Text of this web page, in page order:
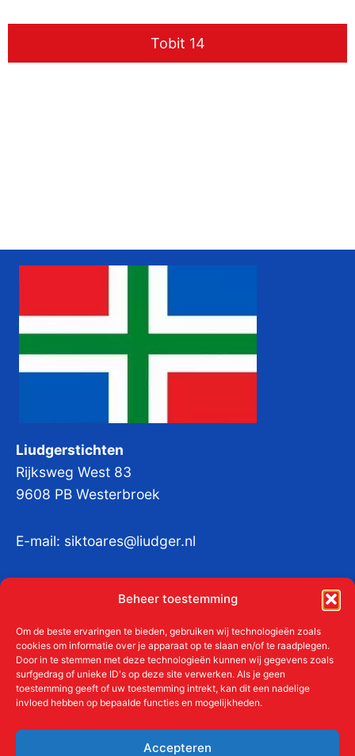
Beheer toestemming
Om de beste ervaringen te bieden, gebruiken wij technologieën zoals
cookies om informatie over je apparaat op te slaan en/of te raadplegen.
Door in te stemmen met deze technologieën kunnen wij gegevens zoals
surfgedrag of unieke ID's op deze site verwerken. Als je geen
toestemming geeft of uw toestemming intrekt, kan dit een nadelige
invloed hebben op bepaalde functies en mogelijkheden.
Accepteren
Tobit 14
Liudgerstichten
Rijksweg West 83
9608 PB Westerbroek
E-mail: siktoares@liudger.nl
KvKnr:41011712
Meer over de Liudgerstichten
Aanmelden als donateur